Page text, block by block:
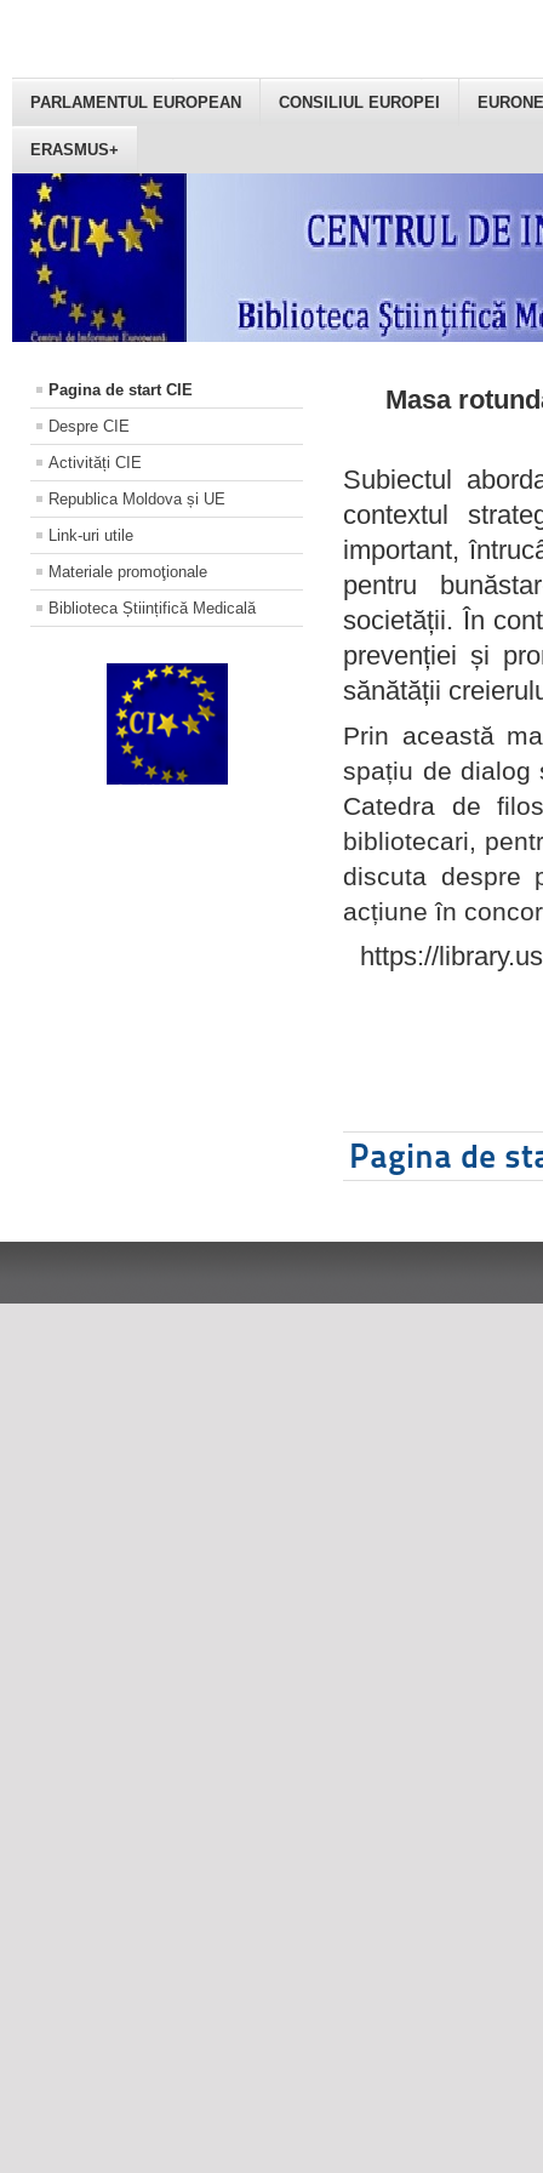
PARLAMENTUL EUROPEAN CONSILIUL EUROPEI
ERASMUS+
Pagina de start CIE
Despre CIE
Activități CIE
Republica Moldova și UE
Link-uri utile
Materiale promoţionale
Biblioteca Științifică Medicală
Masa
Subiectul
contextul
important,
pentru
societății. În
prevenției și
sănătății
Prin această
spațiu de dialog
Catedra de
bibliotecari,
discuta despre
acțiune în
https://
Pagina de